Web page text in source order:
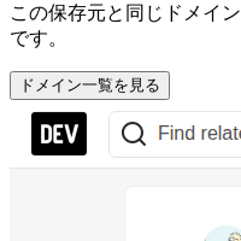
この保存元と同じドメイ
です。
ドメイン一覧を見る